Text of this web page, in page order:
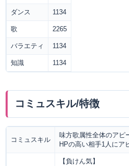
ダンス 1134
歌 2265
バラエティ 1134
知識 1134
コミュスキル/特徴
コミュスキル
味方歌属性全体のアピ
HPの高い相手1人にア
【負けん気】